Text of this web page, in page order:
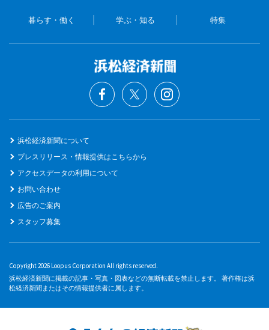
暮らす・働く 学ぶ・知る 特集
浜松経済新聞について
プレスリリース・情報提供はこちらから
アクセスデータの利用について
お問い合わせ
広告のご案内
スタッフ募集
Copyright 2026 Loopus Corporation All rights reserved.
浜松経済新聞に掲載の記事・写真・図表などの無断転載を禁止します。 著作権は浜
松経済新聞またはその情報提供者に属します。